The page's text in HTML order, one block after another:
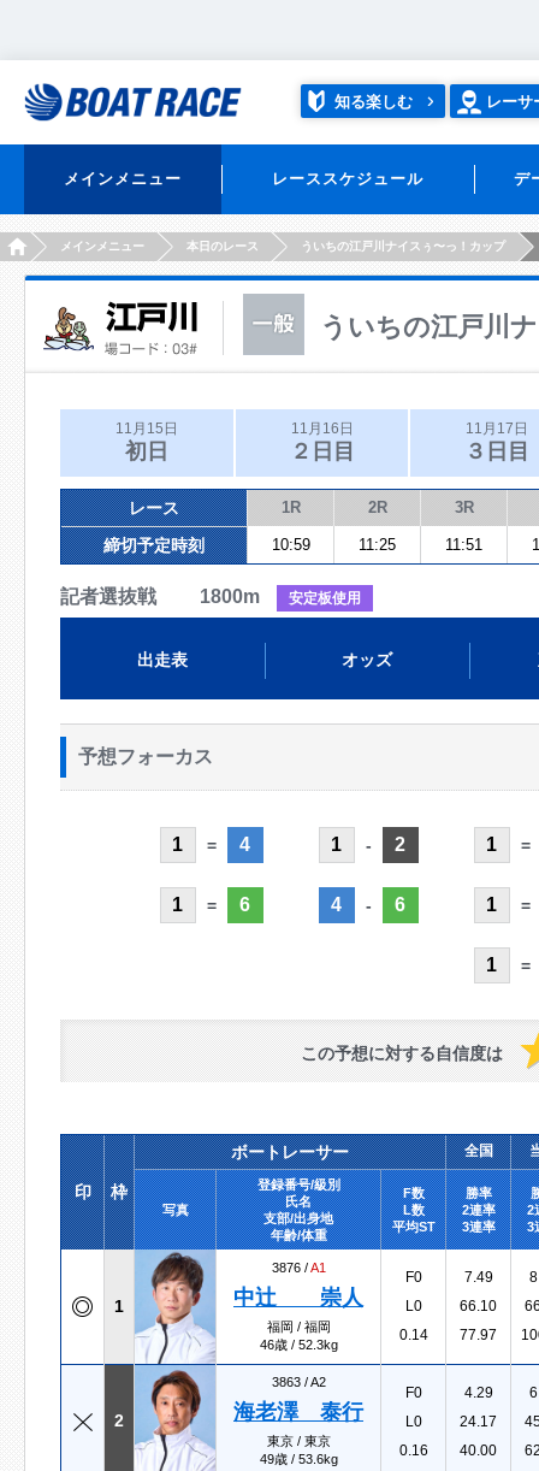
知る楽しむ レーサ
メインメニュー レーススケジュール デ
HOMEメインメニュー 本日のレース ういちの江戸川ナイスぅ〜っ！カップ
ういちの江戸川
11月15日
初日
11月16日
２日目
11月17日
３日目
レース 1R 2R 3R
締切予定時刻 10:59 11:25 11:51
記者選抜戦 1800m 安定板使用
出走表 オッズ
予想フォーカス
1 = 4
1 = 6
1 - 2
4 - 6
1 =
1 =
1 =
この予想に対する自信度は
印 枠
ボートレーサー 全国
写真
登録番号/級別
氏名
支部/出身地
年齢/体重
F数
L数
平均ST
勝率
2連率
3連率
2
3
1
3876 /A1
中辻 崇人
福岡 / 福岡
46歳 / 52.3kg
F0
L0
0.14
7.49
66.10
77.97
2
3863 /A2
海老澤 泰行
東京 / 東京
49歳 / 53.6kg
F0
L0
0.16
4.29
24.17
40.00